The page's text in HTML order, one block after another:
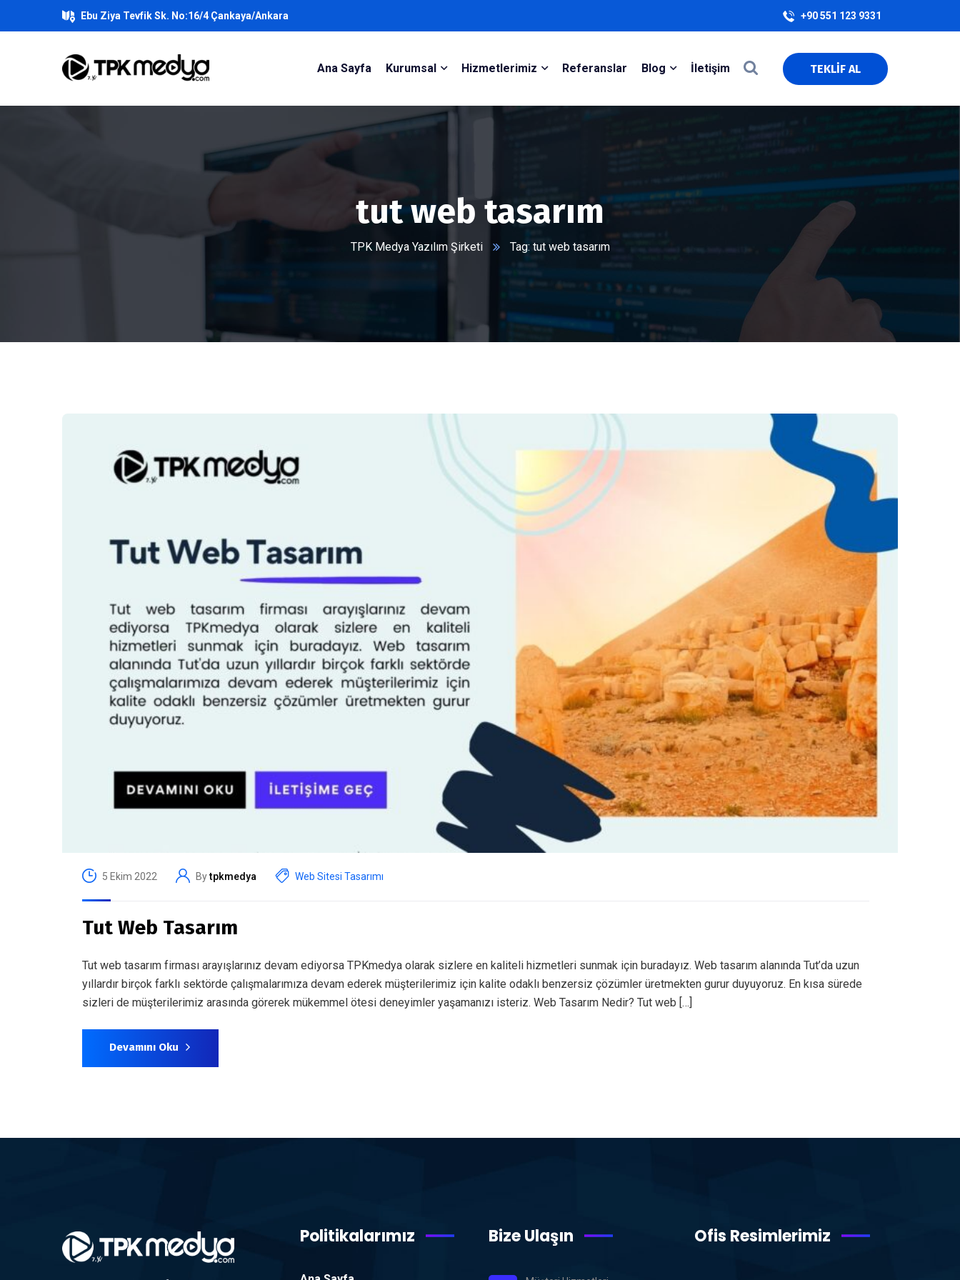
Ebu Ziya Tevfik Sk. No:16/4 Çankaya/Ankara +90 551 123 9331
Ana Sayfa Kurumsal Hizmetlerimiz Referanslar Blog İletişim TEKLİF AL
tut web tasarım
TPK Medya Yazılım Şirketi Tag: tut web tasarım
5 Ekim 2022 Bytpkmedya Web Sitesi Tasarımı
Tut Web Tasarım
Tut web tasarım firması arayışlarınız devam ediyorsa TPKmedya olarak sizlere en kaliteli hizmetleri sunmak için buradayız. Web tasarım alanında Tut’da uzun
yıllardır birçok farklı sektörde çalışmalarımıza devam ederek müşterilerimiz için kalite odaklı benzersiz çözümler üretmekten gurur duyuyoruz. En kısa sürede
sizleri de müşterilerimiz arasında görerek mükemmel ötesi deneyimler yaşamanızı isteriz. Web Tasarım Nedir? Tut web […]
Devamını Oku
Politikalarımız Bize Ulaşın Ofis Resimlerimiz